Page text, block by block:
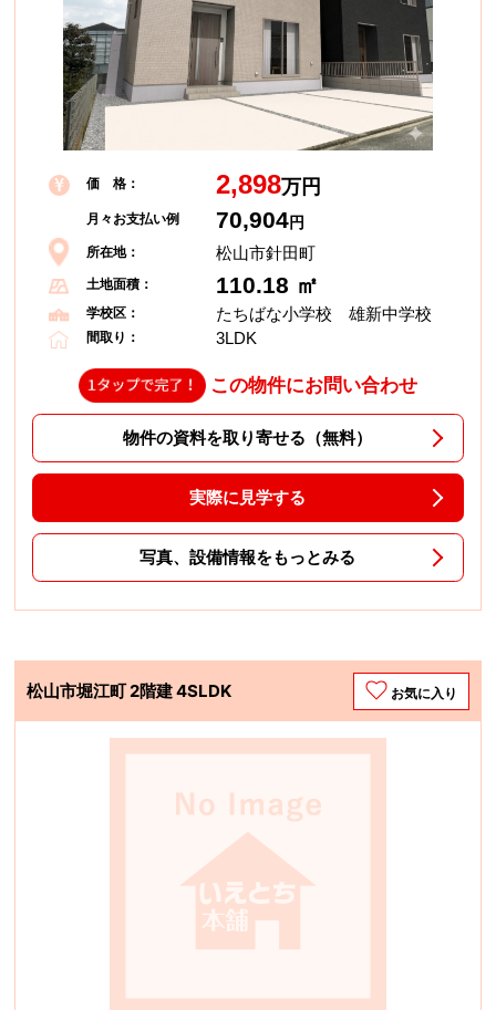
価 格： 2,898万円
月々お支払い例 70,904円
所在地： 松山市針田町
土地面積： 110.18 ㎡
学校区： たちばな小学校 雄新中学校
間取り： 3LDK
この物件にお問い合わせ
物件の資料を取り寄せる（無料）
実際に見学する
写真、設備情報をもっとみる
松山市堀江町 2階建 4SLDK お気に入り